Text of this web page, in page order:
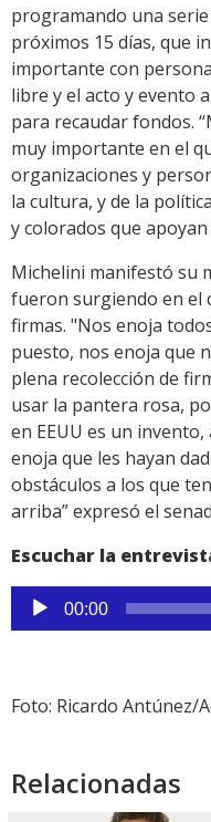
programando una
próximos 15 días, que
importante con
libre y el acto y evento
para recaudar fondos.
muy importante en el
organizaciones y
la cultura, y de la
y colorados que apoyan
Michelini manifestó su
fueron surgiendo en el
firmas. "Nos enoja
puesto, nos enoja que
plena recolección de
usar la pantera rosa,
en EEUU es un
enoja que les hayan
obstáculos a los que
arriba” expresó el
Escuchar la
Reproductor
de
00:00
Foto: Ricardo Antúnez/
Relacionadas